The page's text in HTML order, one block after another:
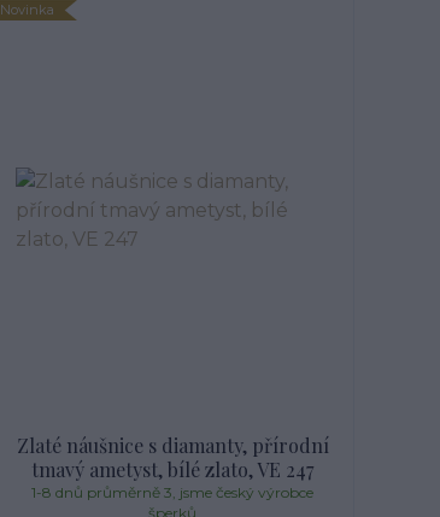
Novinka
Zlaté náušnice s diamanty, přírodní
tmavý ametyst, bílé zlato, VE 247
1-8 dnů průměrně 3, jsme český výrobce
šperků